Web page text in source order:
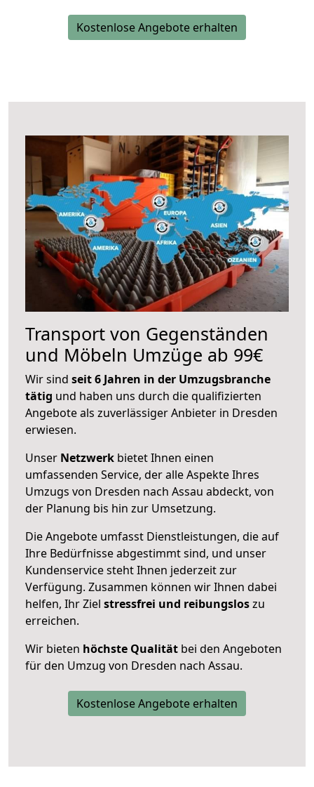
Kostenlose Angebote erhalten
Transport von Gegenständen
und Möbeln Umzüge ab 99€
Wir sind seit 6 Jahren in der Umzugsbranche
tätig und haben uns durch die qualifizierten
Angebote als zuverlässiger Anbieter in Dresden
erwiesen.
Unser Netzwerk bietet Ihnen einen
umfassenden Service, der alle Aspekte Ihres
Umzugs von Dresden nach Assau abdeckt, von
der Planung bis hin zur Umsetzung.
Die Angebote umfasst Dienstleistungen, die auf
Ihre Bedürfnisse abgestimmt sind, und unser
Kundenservice steht Ihnen jederzeit zur
Verfügung. Zusammen können wir Ihnen dabei
helfen, Ihr Ziel stressfrei und reibungsloszu
erreichen.
Wir bieten höchste Qualität bei den Angeboten
für den Umzug von Dresden nach Assau.
Kostenlose Angebote erhalten